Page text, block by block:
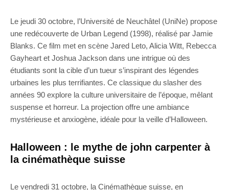
Le jeudi 30 octobre, l’Université de Neuchâtel (UniNe) propose
une redécouverte de Urban Legend (1998), réalisé par Jamie
Blanks. Ce film met en scène Jared Leto, Alicia Witt, Rebecca
Gayheart et Joshua Jackson dans une intrigue où des
étudiants sont la cible d’un tueur s’inspirant des légendes
urbaines les plus terrifiantes. Ce classique du slasher des
années 90 explore la culture universitaire de l’époque, mêlant
suspense et horreur. La projection offre une ambiance
mystérieuse et anxiogène, idéale pour la veille d’Halloween.
Halloween : le mythe de john carpenter à
la cinémathèque suisse
Le vendredi 31 octobre, la Cinémathèque suisse, en